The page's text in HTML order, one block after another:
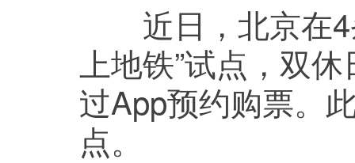
近日，北京在4
上地铁”试点，双
过App预约购票。
点。